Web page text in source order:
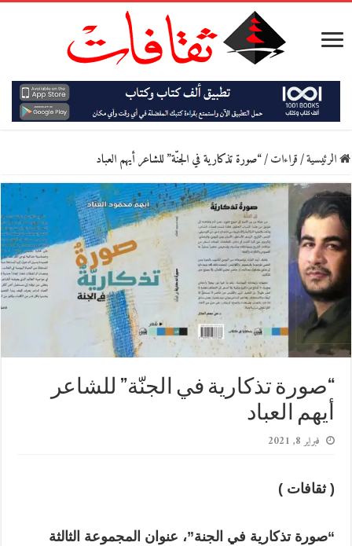
الرئيسية/قراءات/“صورة تذكارية في الجنّة” للشاعر أيهم العباد
“صورة تذكارية في الجنّة” للشاعر
أيهم العباد
فبراير 8, 2021
( ثقافات )
“صورة تذكارية في الجنة”، عنوان المجموعة الثالثة